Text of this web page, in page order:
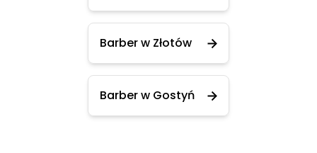
Barber w Złotów
Barber w Gostyń